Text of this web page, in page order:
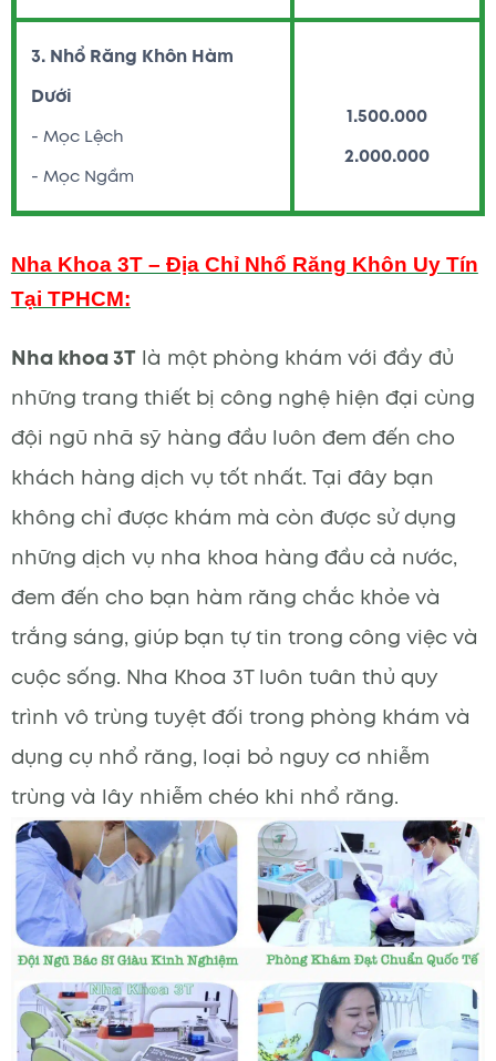
3. Nhổ Răng Khôn Hàm
Dưới
- Mọc Lệch
- Mọc Ngầm
1.500.000
2.000.000
Nha Khoa 3T – Địa Chỉ Nhổ Răng Khôn Uy Tín
Tại TPHCM:
Nha khoa 3Tlà một phòng khám với đầy đủ
những trang thiết bị công nghệ hiện đại cùng
đội ngũ nhã sỹ hàng đầu luôn đem đến cho
khách hàng dịch vụ tốt nhất. Tại đây bạn
không chỉ được khám mà còn được sử dụng
những dịch vụ nha khoa hàng đầu cả nước,
đem đến cho bạn hàm răng chắc khỏe và
trắng sáng, giúp bạn tự tin trong công việc và
cuộc sống. Nha Khoa 3T luôn tuân thủ quy
trình vô trùng tuyệt đối trong phòng khám và
dụng cụ nhổ răng, loại bỏ nguy cơ nhiễm
trùng và lây nhiễm chéo khi nhổ răng.